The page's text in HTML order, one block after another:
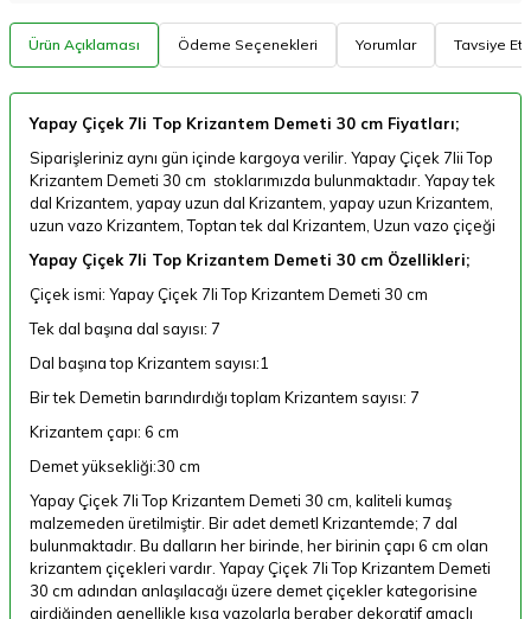
Ürün Açıklaması Ödeme Seçenekleri Yorumlar Tavsiye Et
Yapay Çiçek 7li Top Krizantem Demeti 30 cm Fiyatları;
Siparişleriniz aynı gün içinde kargoya verilir. Yapay Çiçek 7lii Top
Krizantem Demeti 30 cm stoklarımızda bulunmaktadır. Yapay tek
dal Krizantem, yapay uzun dal Krizantem, yapay uzun Krizantem,
uzun vazo Krizantem, Toptan tek dal Krizantem, Uzun vazo çiçeği
Yapay Çiçek 7li Top Krizantem Demeti 30 cm Özellikleri;
Çiçek ismi: Yapay Çiçek 7li Top Krizantem Demeti 30 cm
Tek dal başına dal sayısı: 7
Dal başına top Krizantem sayısı:1
Bir tek Demetin barındırdığı toplam Krizantem sayısı: 7
Krizantem çapı: 6 cm
Demet yüksekliği:30 cm
Yapay Çiçek 7li Top Krizantem Demeti 30 cm, kaliteli kumaş
malzemeden üretilmiştir. Bir adet demetl Krizantemde; 7 dal
bulunmaktadır. Bu dalların her birinde, her birinin çapı 6 cm olan
krizantem çiçekleri vardır. Yapay Çiçek 7li Top Krizantem Demeti
30 cm adından anlaşılacağı üzere demet çiçekler kategorisine
girdiğinden genellikle kısa vazolarla beraber dekoratif amaçlı